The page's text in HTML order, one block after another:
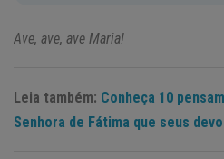
Ave, ave, ave Maria!
Leia também: Conheça 10
Senhora de Fátima que seus